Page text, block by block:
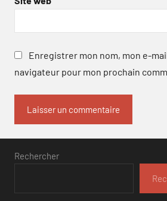
Enregistrer mon nom, mon e-
navigateur pour mon prochain
Rechercher